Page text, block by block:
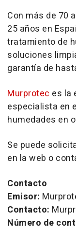
Con más de 70
25 años en
tratamiento de
soluciones
garantía de
Murprotec es la
especialista en
humedades en
Se puede
en la web o
Contacto
Emisor:
Contacto:
Número de